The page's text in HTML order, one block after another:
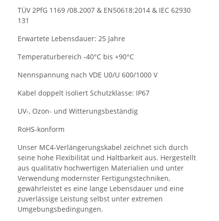
TÜV 2PfG 1169 /08.2007 & EN50618:2014 & IEC 62930
131
Erwartete Lebensdauer: 25 Jahre
Temperaturbereich -40°C bis +90°C
Nennspannung nach VDE U0/U 600/1000 V
Kabel doppelt isoliert Schutzklasse: IP67
UV-, Ozon- und Witterungsbeständig
RoHS-konform
Unser MC4-Verlängerungskabel zeichnet sich durch
seine hohe Flexibilität und Haltbarkeit aus. Hergestellt
aus qualitativ hochwertigen Materialien und unter
Verwendung modernster Fertigungstechniken,
gewährleistet es eine lange Lebensdauer und eine
zuverlässige Leistung selbst unter extremen
Umgebungsbedingungen.